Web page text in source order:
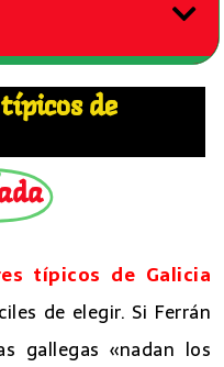
de
típicos de Galicia
de elegir. Si Ferrán
gallegas «nadan los